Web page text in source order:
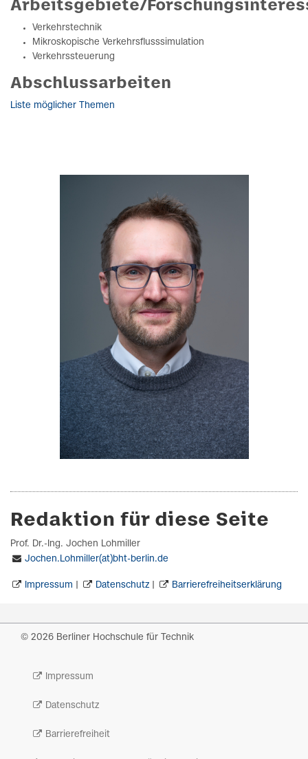
Arbeitsgebiete/
Verkehrstechnik
Mikroskopische Verkehrsflusssimulation
Verkehrssteuerung
Abschlussarbeiten
Liste möglicher Themen
Redaktion für diese Seite
Prof. Dr.-Ing. Jochen Lohmiller
Jochen.Lohmiller(at)bht-berlin.de
Impressum Datenschutz Barrierefreiheitserklärung
© 2026 Berliner Hochschule für Technik
Impressum
Datenschutz
Barrierefreiheit